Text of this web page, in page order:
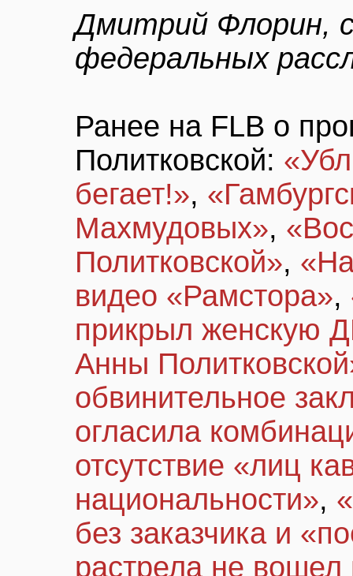
Дмитрий Флорин,
федеральных
Ранее на FLB о
Политковской:
бегает!»,
Махмудовых»,
Политковской»,
видео «Рамстора»,
прикрыл женскую
Анны
обвинительное
огласила
отсутствие «лиц
национальности»,
без заказчика и
растрела не вошел